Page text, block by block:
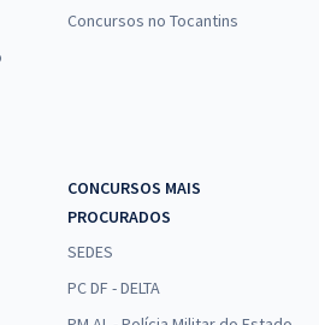
Concursos no Tocantins
CONCURSOS MAIS
PROCURADOS
SEDES
PC DF - DELTA